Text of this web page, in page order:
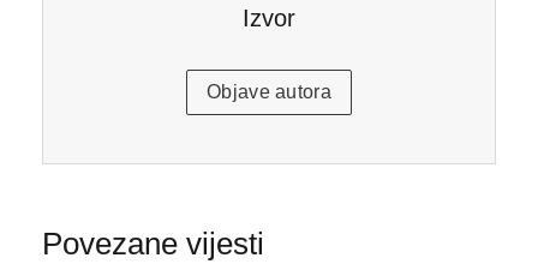
Izvor
Objave autora
Povezane vijesti